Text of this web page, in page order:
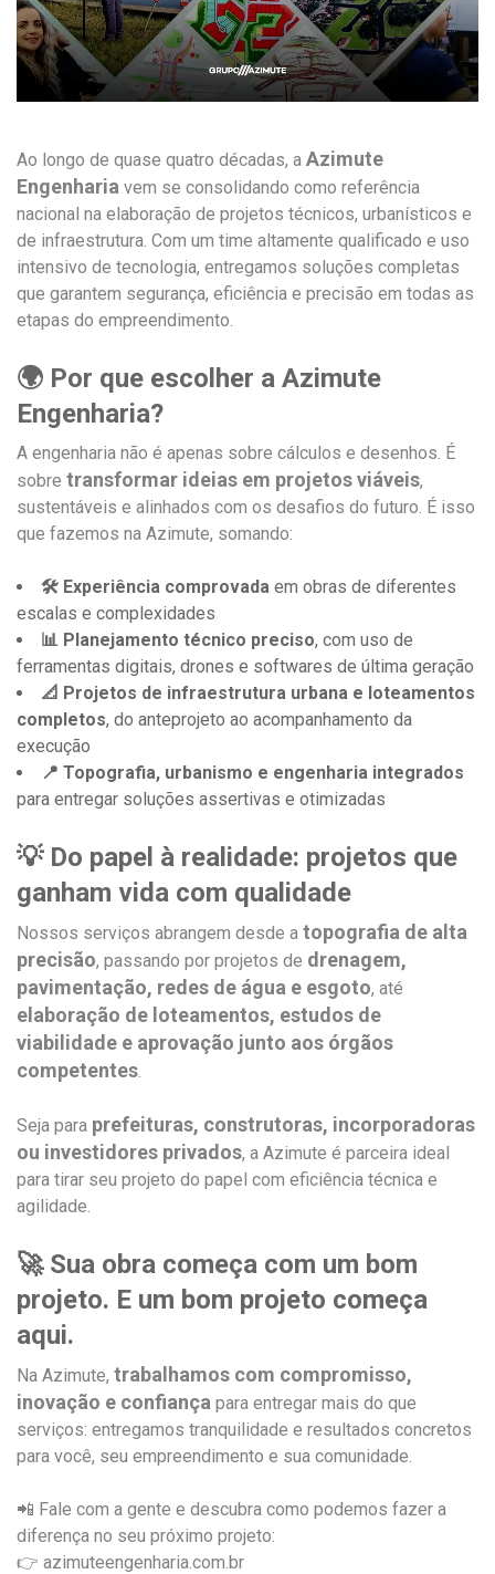
Ao longo de quase quatro décadas, a Azimute
Engenharia vem se consolidando como referência
nacional na elaboração de projetos técnicos, urbanísticos e
de infraestrutura. Com um time altamente qualificado e uso
intensivo de tecnologia, entregamos soluções completas
que garantem segurança, eficiência e precisão em todas as
etapas do empreendimento.
🌍 Por que escolher a Azimute
Engenharia?
A engenharia não é apenas sobre cálculos e desenhos. É
sobre transformar ideias em projetos viáveis,
sustentáveis e alinhados com os desafios do futuro. É isso
que fazemos na Azimute, somando:
🛠️ Experiência comprovada em obras de diferentes
escalas e complexidades
📊 Planejamento técnico preciso, com uso de
ferramentas digitais, drones e softwares de última geração
📐 Projetos de infraestrutura urbana e loteamentos
completos, do anteprojeto ao acompanhamento da
execução
📍 Topografia, urbanismo e engenharia integrados
para entregar soluções assertivas e otimizadas
💡 Do papel à realidade: projetos que
ganham vida com qualidade
Nossos serviços abrangem desde a topografia de alta
precisão, passando por projetos de drenagem,
pavimentação, redes de água e esgoto, até
elaboração de loteamentos, estudos de
viabilidade e aprovação junto aos órgãos
competentes
Seja para prefeituras, construtoras, incorporadoras
ou investidores privados, a Azimute é parceira ideal
para tirar seu projeto do papel com eficiência técnica e
agilidade.
🚀 Sua obra começa com um bom
projeto. E um bom projeto começa
aqui.
Na Azimute, trabalhamos com compromisso,
inovação e confiança para entregar mais do que
serviços: entregamos tranquilidade e resultados concretos
para você, seu empreendimento e sua comunidade.
📲 Fale com a gente e descubra como podemos fazer a
diferença no seu próximo projeto:
👉 azimuteengenharia.com.br